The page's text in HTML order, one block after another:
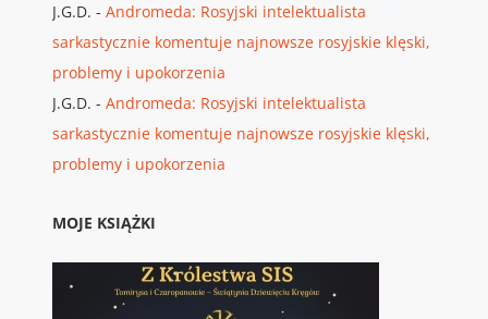
J.G.D. - Andromeda: Rosyjski intelektualista
sarkastycznie komentuje najnowsze rosyjskie klęski,
problemy i upokorzenia
J.G.D. - Andromeda: Rosyjski intelektualista
sarkastycznie komentuje najnowsze rosyjskie klęski,
problemy i upokorzenia
MOJE KSIĄŻKI